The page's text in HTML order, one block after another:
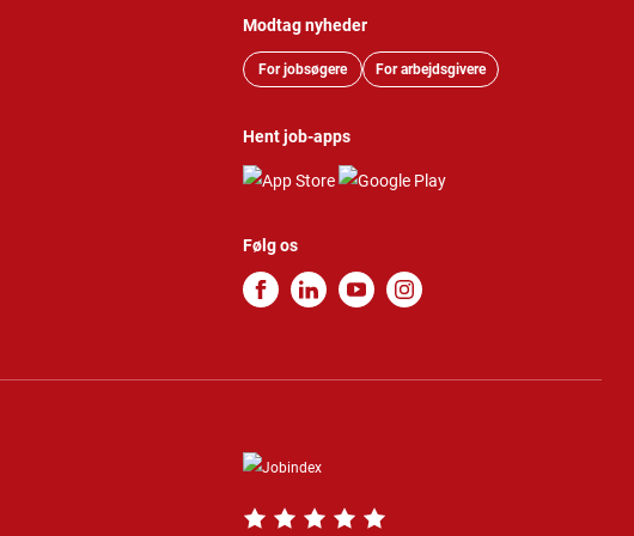
Modtag nyheder
For jobsøgere For arbejdsgivere
Hent job-apps
Følg os